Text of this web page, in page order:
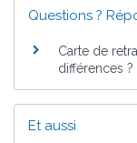
Questions ?
Carte de
différences ?
Et aussi